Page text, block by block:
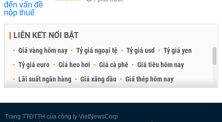
LIÊN KẾT NỔI BẬT
Giá vàng hôm nay Tỷ giá ngoại tệ Tỷ giá usd
Tỷ giá yen
Tỷ giá euro
Giá heo hơi Giá cà phê
Giá tiêu hôm nay
Lãi suất ngân hàng
Giá xăng dầu
Giá thép hôm nay
Trang TTĐTTH của công ty VietNewsCorp